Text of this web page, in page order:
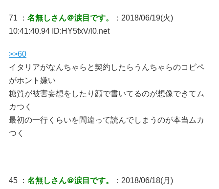
71 ： 名無しさん＠涙目です。
：2018/06/19(火)
10:41:40.94 ID:HY5fxV/l0.net
>>60
イタリアがなんちゃらと契約したらうんちゃらのコピペ
がホント嫌い
糖質が被害妄想をしたり顔で書いてるのが想像できてム
カつく
最初の一行くらいを間違って読んでしまうのが本当ムカ
つく
45 ： 名無しさん＠涙目です。
：2018/06/18(月)